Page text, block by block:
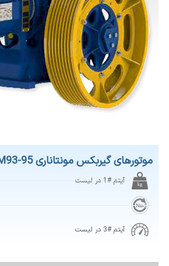
موتورهای گیربکس مونتاناری M93-95
آیتم #1 در لیست
آیتم #3 در لیست